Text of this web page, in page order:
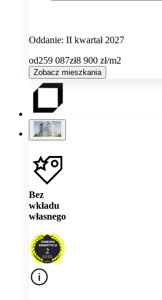
Oddanie: II kwartał 2027
od259 087zł8 900 zł/m2
Zobacz mieszkania
Bez
wkładu
własnego